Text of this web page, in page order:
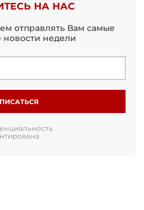
НА НАС
отправлять Вам самые
недели